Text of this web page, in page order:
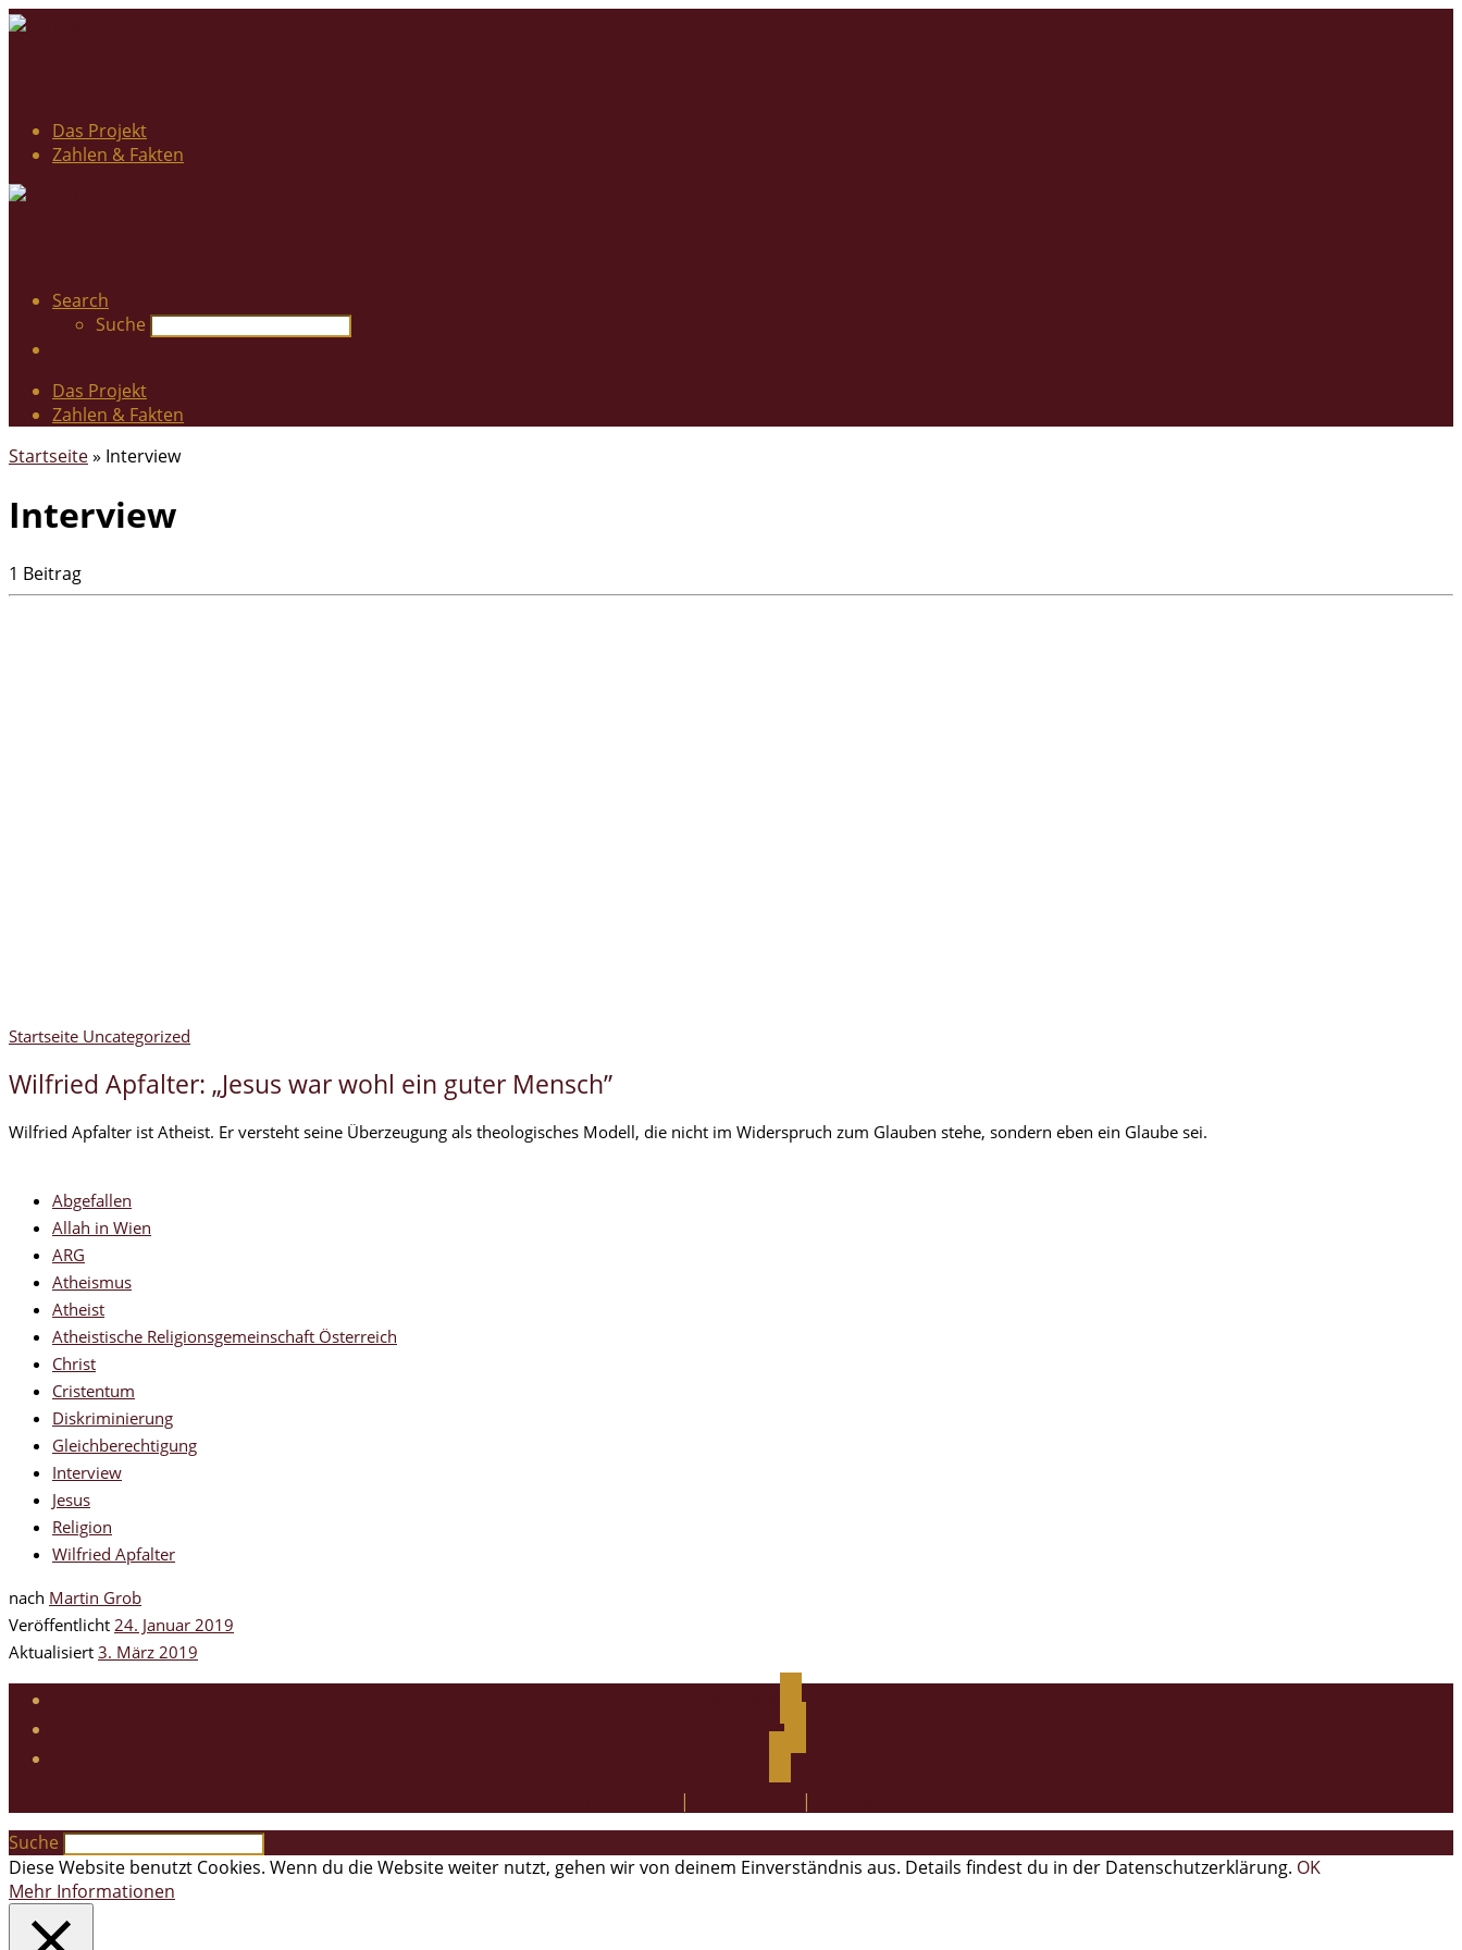
Das Projekt
Zahlen & Fakten
Search
Suche
Das Projekt
Zahlen & Fakten
Startseite» Interview
Interview
1 Beitrag
Startseite Uncategorized
Wilfried Apfalter: „Jesus war wohl ein guter Mensch”
Wilfried Apfalter ist Atheist. Er versteht seine Überzeugung als theologisches Modell, die nicht im Widerspruch zum Glauben stehe, sondern eben ein Glaube sei.
Abgefallen
Allah in Wien
ARG
Atheismus
Atheist
Atheistische Religionsgemeinschaft Österreich
Christ
Cristentum
Diskriminierung
Gleichberechtigung
Interview
Jesus
Religion
Wilfried Apfalter
nach Martin Grob
Veröffentlicht 24. Januar 2019
Aktualisiert 3. März 2019
instagram
| |
Suche
Diese Website benutzt Cookies. Wenn du die Website weiter nutzt, gehen wir von deinem Einverständnis aus. Details findest du in der Datenschutzerklärung. OK
Mehr Informationen